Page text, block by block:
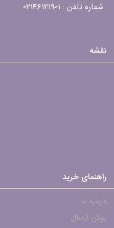
شماره تلفن : ۰۲۱۴۶۱۲۱۹۰۱
نقشه
راهنمای خرید
درباره ما
روش ارسال